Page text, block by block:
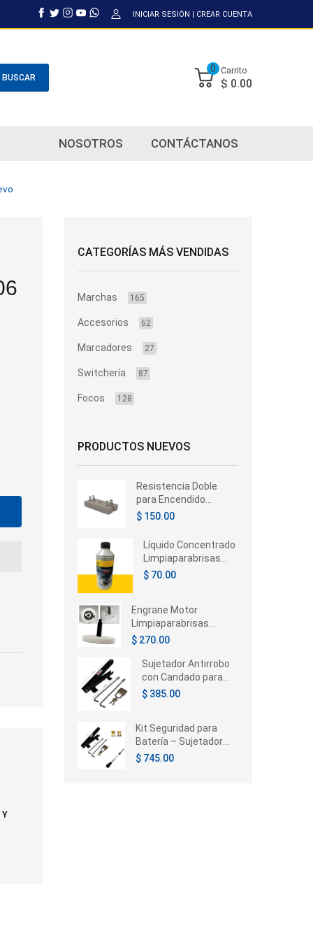
INICIAR SESIÓN | CREAR CUENTA
BUSCAR
0 Carrito
$ 0.00
NOSOTROS CONTÁCTANOS
Y
CATEGORÍAS MÁS VENDIDAS
Marchas 165
Accesorios 62
Marcadores 27
Switchería 87
Focos 128
PRODUCTOS NUEVOS
Resistencia Doble
para Encendido
Electrónico 4
Automotive
$ 150.00
Líquido Concentrado
Limpiaparabrisas
Hella 350ml –
$ 70.00
Engrane Motor
Limpiaparabrisas
Chrysler Voyager /
Country 1996-2005
$ 270.00
Sujetador Antirrobo
con Candado para
Batería de Auto |
$ 385.00
Kit Seguridad para
Batería – Sujetador
con Candado,
$ 745.00